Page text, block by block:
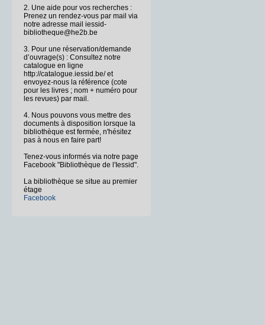
2. Une aide pour vos recherches :
Prenez un rendez-vous par mail via
notre adresse mail iessid-
bibliotheque@he2b.be
3. Pour une réservation/demande
d’ouvrage(s) : Consultez notre
catalogue en ligne
http://catalogue.iessid.be/ et
envoyez-nous la référence (cote
pour les livres ; nom + numéro pour
les revues) par mail.
4. Nous pouvons vous mettre des
documents à disposition lorsque la
bibliothèque est fermée, n'hésitez
pas à nous en faire part!
Tenez-vous informés via notre page
Facebook "Bibliothèque de l'Iessid".
La bibliothèque se situe au premier
étage
Facebook